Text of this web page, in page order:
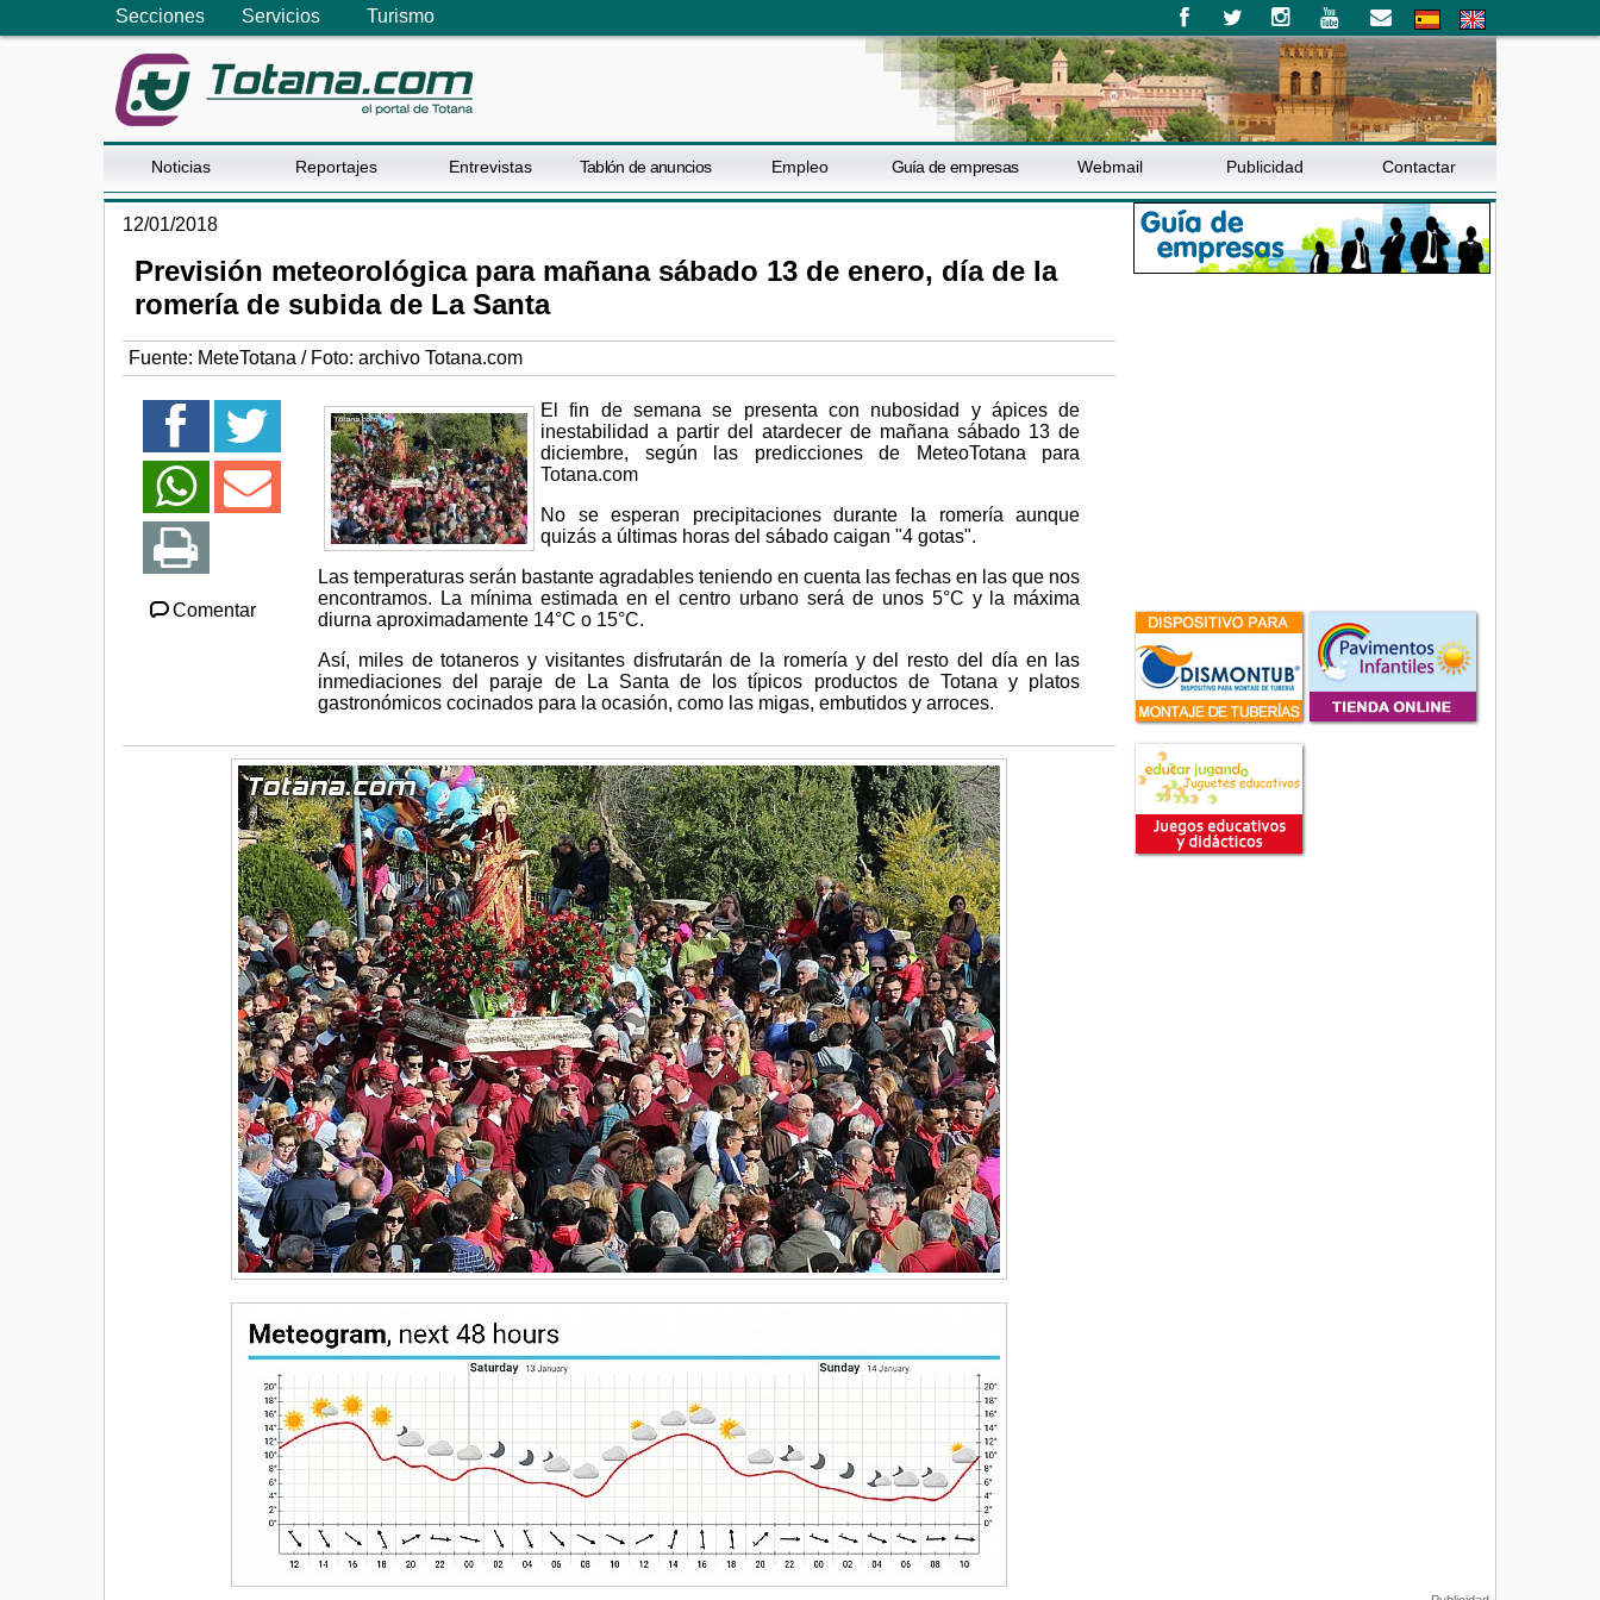
Secciones Servicios Turismo
Noticias Reportajes Entrevistas Tablón de anuncios Empleo Guía de empresas Webmail Publicidad Contactar
12/01/2018
Previsión meteorológica para mañana sábado 13 de enero, día de la
romería de subida de La Santa
Fuente: MeteTotana / Foto: archivo Totana.com
Comentar
El fin de semana se presenta con nubosidad y ápices de
inestabilidad a partir del atardecer de mañana sábado 13 de
diciembre, según las predicciones de MeteoTotana para
Totana.com
No se esperan precipitaciones durante la romería aunque
quizás a últimas horas del sábado caigan "4 gotas".
Las temperaturas serán bastante agradables teniendo en cuenta las fechas en las que nos
encontramos. La mínima estimada en el centro urbano será de unos 5°C y la máxima
diurna aproximadamente 14°C o 15°C.
Así, miles de totaneros y visitantes disfrutarán de la romería y del resto del día en las
inmediaciones del paraje de La Santa de los típicos productos de Totana y platos
gastronómicos cocinados para la ocasión, como las migas, embutidos y arroces.